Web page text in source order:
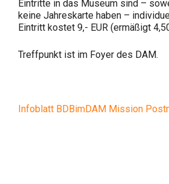
Eintritte in das Museum sind –
keine Jahreskarte haben –
Eintritt kostet 9,- EUR (ermäßigt
Treffpunkt ist im Foyer des DAM.
Infoblatt BDBimDAM Mission